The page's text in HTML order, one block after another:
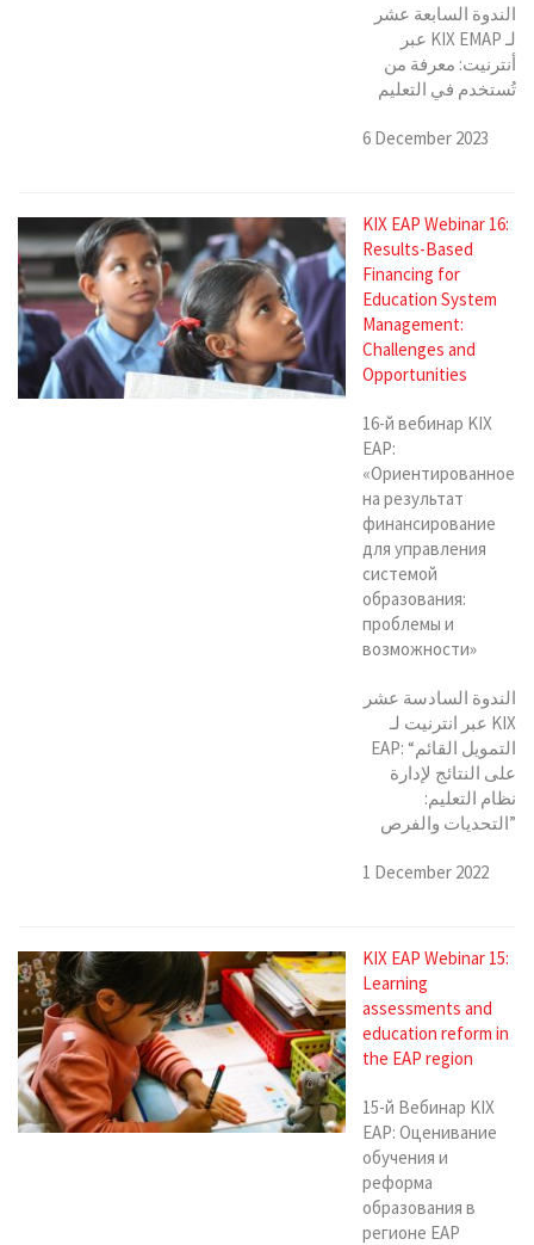
الندوة السابعة عشر
لـ KIX EMAP عبر
أنترنيت: معرفة من
تُستخدم في التعليم
6 December 2023
KIX EAP Webinar 16:
Results-Based
Financing for
Education System
Management:
Challenges and
Opportunities
16-й вебинар KIX
EAP:
«Ориентированное
на результат
финансирование
для управления
системой
образования:
проблемы и
возможности»
الندوة السادسة عشر
عبر انترنيت لـ KIX
EAP: “التمويل القائم
على النتائج لإدارة
نظام التعليم:
التحديات والفرص”
1 December 2022
KIX EAP Webinar 15:
Learning
assessments and
education reform in
the EAP region
15-й Вебинар KIX
EAP: Оценивание
обучения и
реформа
образования в
регионе EAP